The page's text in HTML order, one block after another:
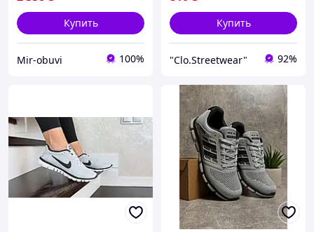
Купить
Mir-obuvi 100%
Купить
"Clo.Streetwear" 92%